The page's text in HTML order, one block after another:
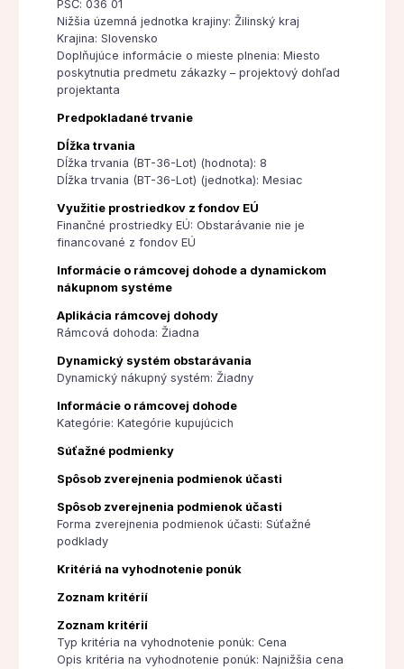
PSČ: 036 01
Nižšia územná jednotka krajiny: Žilinský kraj
Krajina: Slovensko
Doplňujúce informácie o mieste plnenia: Miesto
poskytnutia predmetu zákazky – projektový dohľad
projektanta
Predpokladané trvanie
Dĺžka trvania
Dĺžka trvania (BT-36-Lot) (hodnota): 8
Dĺžka trvania (BT-36-Lot) (jednotka): Mesiac
Využitie prostriedkov z fondov EÚ
Finančné prostriedky EÚ: Obstarávanie nie je
financované z fondov EÚ
Informácie o rámcovej dohode a dynamickom
nákupnom systéme
Aplikácia rámcovej dohody
Rámcová dohoda: Žiadna
Dynamický systém obstarávania
Dynamický nákupný systém: Žiadny
Informácie o rámcovej dohode
Kategórie: Kategórie kupujúcich
Súťažné podmienky
Spôsob zverejnenia podmienok účasti
Spôsob zverejnenia podmienok účasti
Forma zverejnenia podmienok účasti: Súťažné
podklady
Kritériá na vyhodnotenie ponúk
Zoznam kritérií
Zoznam kritérií
Typ kritéria na vyhodnotenie ponúk: Cena
Opis kritéria na vyhodnotenie ponúk: Najnižšia cena